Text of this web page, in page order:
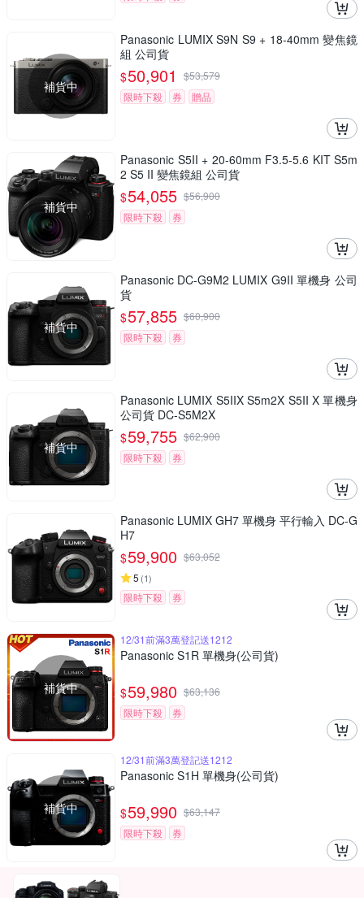
補貨中
Panasonic LUMIX S9N S9 + 18-40mm 變焦鏡
組 公司貨
$50,901 $53,579
限時下殺
券 贈品
補貨中
Panasonic S5II + 20-60mm F3.5-5.6 KIT S5m
2 S5 II 變焦鏡組 公司貨
$54,055 $56,900
限時下殺
券
補貨中
Panasonic DC-G9M2 LUMIX G9II 單機身 公司
貨
$57,855 $60,900
限時下殺
券
補貨中
Panasonic LUMIX S5IIX S5m2X S5II X 單機身
公司貨 DC-S5M2X
$59,755 $62,900
限時下殺
券
Panasonic LUMIX GH7 單機身 平行輸入 DC-G
H7
$59,900 $63,052
5 (1)
限時下殺 券
補貨中
12/31前滿3萬登記送1212
Panasonic S1R 單機身(公司貨)
$59,980 $63,136
限時下殺
券
補貨中
12/31前滿3萬登記送1212
Panasonic S1H 單機身(公司貨)
$59,990 $63,147
限時下殺
券